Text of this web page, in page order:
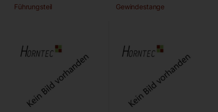
Führungsteil Gewindestange